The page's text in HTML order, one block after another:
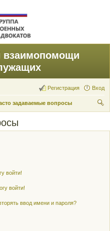
взаимопомощи
Вход
Регистрация
задаваемые вопросы
войти!
войти!
ввод имени и пароля?